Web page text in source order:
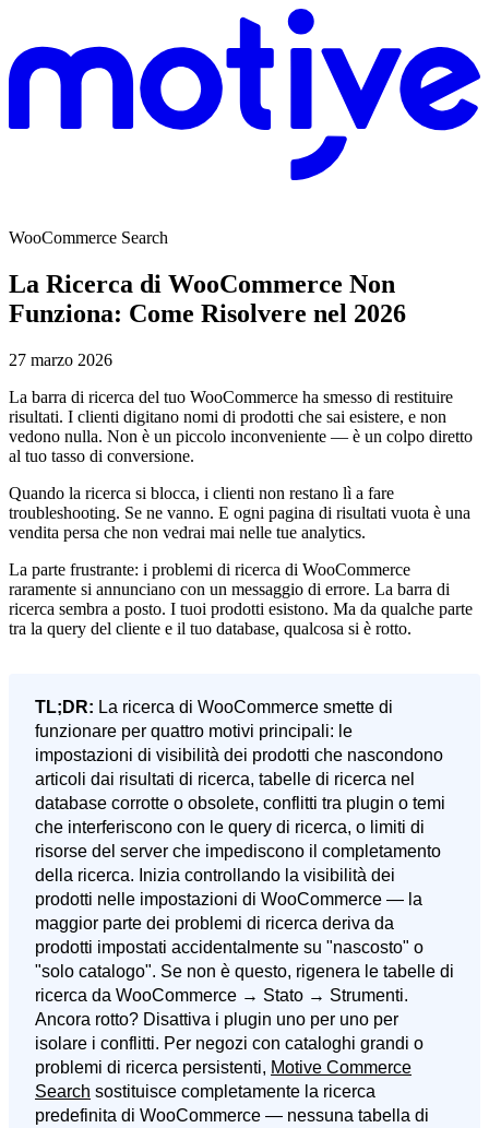
WooCommerce Search
La Ricerca di WooCommerce Non
Funziona: Come Risolvere nel 2026
27 marzo 2026
La barra di ricerca del tuo WooCommerce ha smesso di restituire
risultati. I clienti digitano nomi di prodotti che sai esistere, e non
vedono nulla. Non è un piccolo inconveniente — è un colpo diretto
al tuo tasso di conversione.
Quando la ricerca si blocca, i clienti non restano lì a fare
troubleshooting. Se ne vanno. E ogni pagina di risultati vuota è una
vendita persa che non vedrai mai nelle tue analytics.
La parte frustrante: i problemi di ricerca di WooCommerce
raramente si annunciano con un messaggio di errore. La barra di
ricerca sembra a posto. I tuoi prodotti esistono. Ma da qualche parte
tra la query del cliente e il tuo database, qualcosa si è rotto.
TL;DR: La ricerca di WooCommerce smette di
funzionare per quattro motivi principali: le
impostazioni di visibilità dei prodotti che nascondono
articoli dai risultati di ricerca, tabelle di ricerca nel
database corrotte o obsolete, conflitti tra plugin o temi
che interferiscono con le query di ricerca, o limiti di
risorse del server che impediscono il completamento
della ricerca. Inizia controllando la visibilità dei
prodotti nelle impostazioni di WooCommerce — la
maggior parte dei problemi di ricerca deriva da
prodotti impostati accidentalmente su "nascosto" o
"solo catalogo". Se non è questo, rigenera le tabelle di
ricerca da WooCommerce → Stato → Strumenti.
Ancora rotto? Disattiva i plugin uno per uno per
isolare i conflitti. Per negozi con cataloghi grandi o
problemi di ricerca persistenti, Motive Commerce
Search sostituisce completamente la ricerca
predefinita di WooCommerce — nessuna tabella di